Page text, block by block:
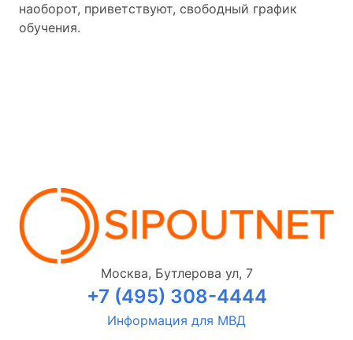
наоборот, приветствуют, свободный график
обучения.
Москва, Бутлерова ул, 7
+7 (495) 308-4444
Информация для МВД